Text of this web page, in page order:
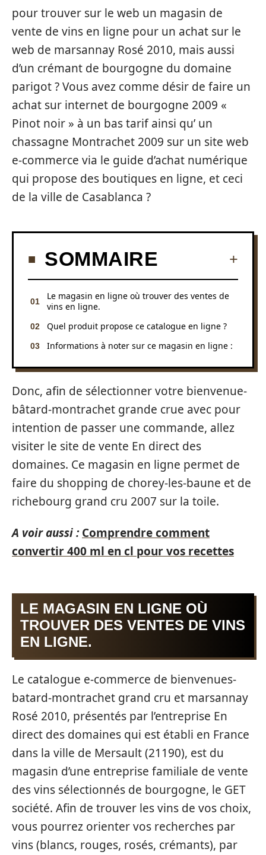
pour trouver sur le web un magasin de
vente de vins en ligne pour un achat sur le
web de marsannay Rosé 2010, mais aussi
d’un crémant de bourgogne du domaine
parigot ? Vous avez comme désir de faire un
achat sur internet de bourgogne 2009 «
Pinot noir » à un bas tarif ainsi qu’ un
chassagne Montrachet 2009 sur un site web
e-commerce via le guide d’achat numérique
qui propose des boutiques en ligne, et ceci
de la ville de Casablanca ?
SOMMAIRE
Le magasin en ligne où trouver des ventes de
vins en ligne.
Quel produit propose ce catalogue en ligne ?
Informations à noter sur ce magasin en ligne :
Donc, afin de sélectionner votre bienvenue-
bâtard-montrachet grande crue avec pour
intention de passer une commande, allez
visiter le site de vente En direct des
domaines. Ce magasin en ligne permet de
faire du shopping de chorey-les-baune et de
richebourg grand cru 2007 sur la toile.
A voir aussi : Comprendre comment
convertir 400 ml en cl pour vos recettes
LE MAGASIN EN LIGNE OÙ
TROUVER DES VENTES DE VINS
EN LIGNE.
Le catalogue e-commerce de bienvenues-
batard-montrachet grand cru et marsannay
Rosé 2010, présentés par l’entreprise En
direct des domaines qui est établi en France
dans la ville de Mersault (21190), est du
magasin d’une entreprise familiale de vente
des vins sélectionnés de bourgogne, le GET
société. Afin de trouver les vins de vos choix,
vous pourrez orienter vos recherches par
vins (blancs, rouges, rosés, crémants), par